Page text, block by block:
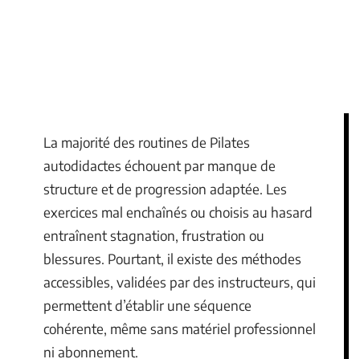
La majorité des routines de Pilates
autodidactes échouent par manque de
structure et de progression adaptée. Les
exercices mal enchaînés ou choisis au hasard
entraînent stagnation, frustration ou
blessures. Pourtant, il existe des méthodes
accessibles, validées par des instructeurs, qui
permettent d’établir une séquence
cohérente, même sans matériel professionnel
ni abonnement.